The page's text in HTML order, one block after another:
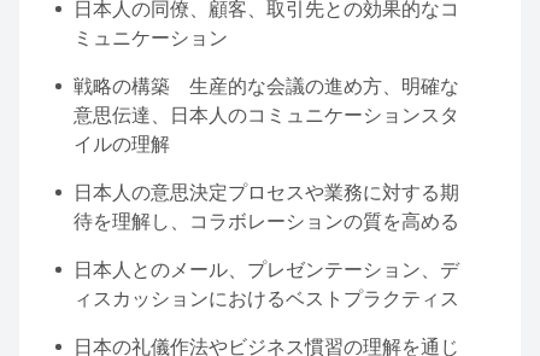
日本人の同僚、顧客、取引先との効果的なコ
ミュニケーション
戦略の構築 生産的な会議の進め方、明確な
意思伝達、日本人のコミュニケーションスタ
イルの理解
日本人の意思決定プロセスや業務に対する期
待を理解し、コラボレーションの質を高める
日本人とのメール、プレゼンテーション、デ
ィスカッションにおけるベストプラクティス
日本の礼儀作法やビジネス慣習の理解を通じ